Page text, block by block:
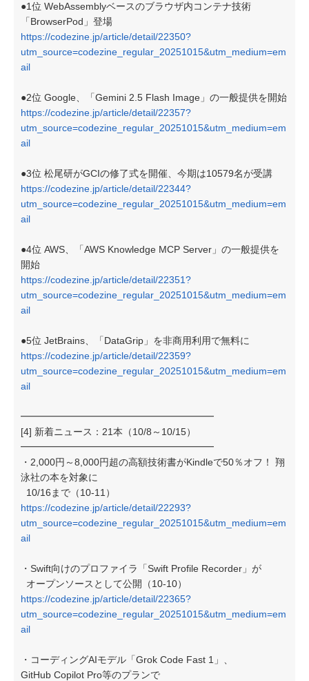
●1位 WebAssemblyベースのブラウザ内コンテナ技術
「BrowserPod」登場
https://codezine.jp/article/detail/22350?
utm_source=codezine_regular_20251015&utm_medium=em
ail
●2位 Google、「Gemini 2.5 Flash Image」の一般提供を開始
https://codezine.jp/article/detail/22357?
utm_source=codezine_regular_20251015&utm_medium=em
ail
●3位 松尾研がGCIの修了式を開催、今期は10579名が受講
https://codezine.jp/article/detail/22344?
utm_source=codezine_regular_20251015&utm_medium=em
ail
●4位 AWS、「AWS Knowledge MCP Server」の一般提供を
開始
https://codezine.jp/article/detail/22351?
utm_source=codezine_regular_20251015&utm_medium=em
ail
●5位 JetBrains、「DataGrip」を非商用利用で無料に
https://codezine.jp/article/detail/22359?
utm_source=codezine_regular_20251015&utm_medium=em
ail
━━━━━━━━━━━━━━━━━━━━
[4] 新着ニュース：21本（10/8～10/15）
━━━━━━━━━━━━━━━━━━━━
・2,000円～8,000円超の高額技術書がKindleで50％オフ！ 翔
泳社の本を対象に
10/16まで（10-11）
https://codezine.jp/article/detail/22293?
utm_source=codezine_regular_20251015&utm_medium=em
ail
・Swift向けのプロファイラ「Swift Profile Recorder」が
オープンソースとして公開（10-10）
https://codezine.jp/article/detail/22365?
utm_source=codezine_regular_20251015&utm_medium=em
ail
・コーディングAIモデル「Grok Code Fast 1」、
GitHub Copilot Pro等のプランで